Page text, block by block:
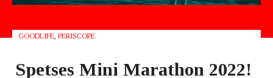
GOODLIFE PERISCOPE
Spetses Mini Marathon 2022!